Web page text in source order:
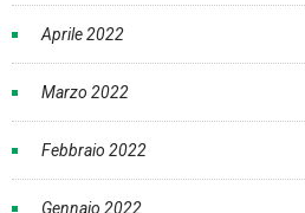
Aprile 2022
Marzo 2022
Febbraio 2022
Gennaio 2022